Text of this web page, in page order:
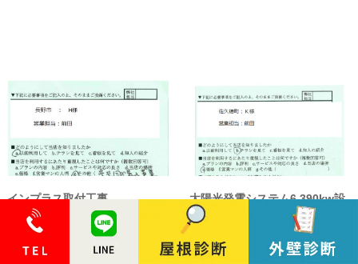
インプラス取付工事
長野県長野市 Ｈ様
太陽光発電システム6.390kw設
置工事 (長野県共同購入事業)
長野県佐久穂町 K様